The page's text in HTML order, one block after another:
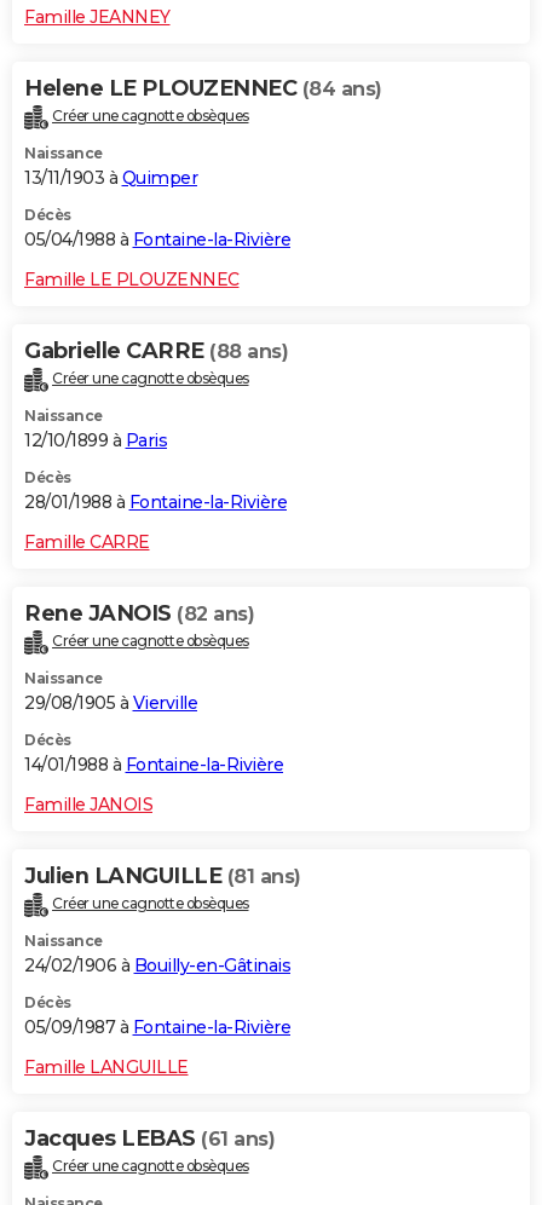
Famille JEANNEY
Helene LE PLOUZENNEC (84 ans)
Créer une cagnotte obsèques
Naissance
13/11/1903 à Quimper
Décès
05/04/1988 à Fontaine-la-Rivière
Famille LE PLOUZENNEC
Gabrielle CARRE (88 ans)
Créer une cagnotte obsèques
Naissance
12/10/1899 à Paris
Décès
28/01/1988 à Fontaine-la-Rivière
Famille CARRE
Rene JANOIS (82 ans)
Créer une cagnotte obsèques
Naissance
29/08/1905 à Vierville
Décès
14/01/1988 à Fontaine-la-Rivière
Famille JANOIS
Julien LANGUILLE (81 ans)
Créer une cagnotte obsèques
Naissance
24/02/1906 à Bouilly-en-Gâtinais
Décès
05/09/1987 à Fontaine-la-Rivière
Famille LANGUILLE
Jacques LEBAS (61 ans)
Créer une cagnotte obsèques